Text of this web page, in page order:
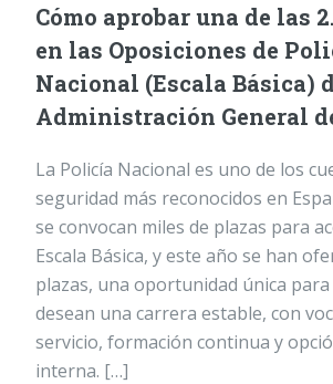
Cómo aprobar una de las
en las Oposiciones de
Nacional (Escala Básica)
Administración General
La Policía Nacional es uno de los
seguridad más reconocidos en
se convocan miles de plazas para
Escala Básica, y este año se han
plazas, una oportunidad única
desean una carrera estable, con
servicio, formación continua y
interna. […]